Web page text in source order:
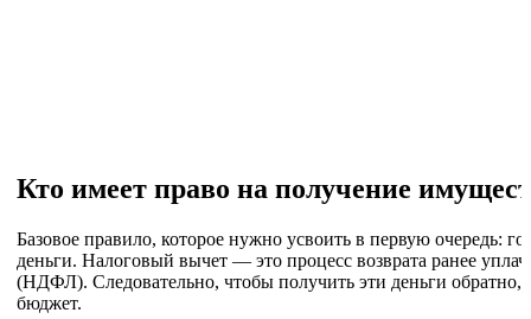
Кто имеет право на получение
Базовое правило, которое нужно усвоить в первую очередь:
деньги. Налоговый вычет — это процесс возврата ранее
(НДФЛ). Следовательно, чтобы получить эти деньги
бюджет.